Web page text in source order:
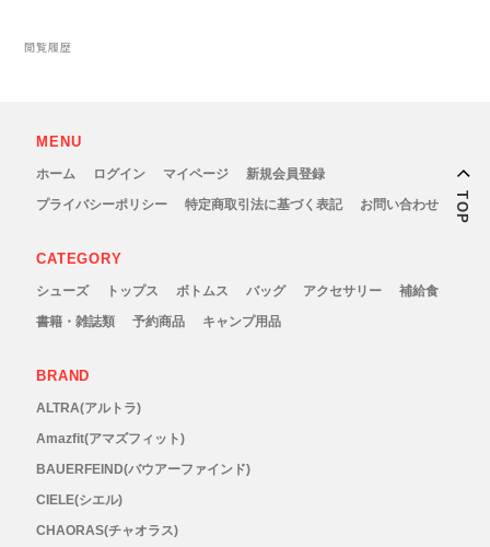
レディース
閲覧履歴
MENU
ホーム ログイン マイページ
新規会員登録
プライバシーポリシー
特定商取引法に基づく表記 お問い合わせ
CATEGORY
シューズ トップス ボトムス バッグ アクセサリー
補給食
書籍・雑誌類
予約商品 キャンプ用品
BRAND
ALTRA(アルトラ)
Amazfit(アマズフィット)
BAUERFEIND(バウアーファインド)
CIELE(シエル)
CHAORAS(チャオラス)
TOP